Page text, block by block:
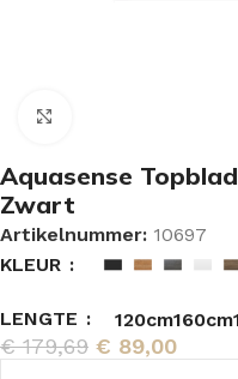
Aquasense
Zwart
Artikelnummer: 10697
KLEUR
LENGTE 120cm160cm
€179,69 € 89,00